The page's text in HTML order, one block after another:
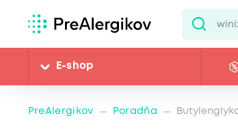
E-shop
PreAlergikov Poradňa